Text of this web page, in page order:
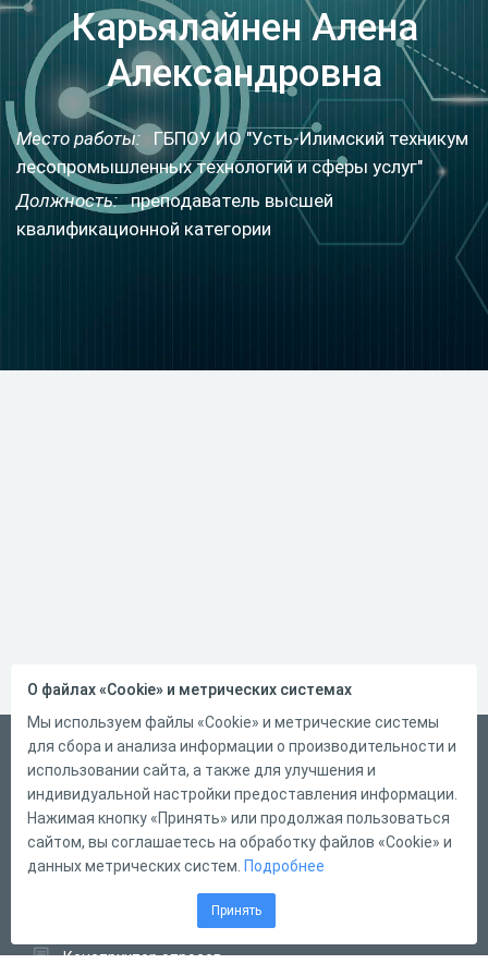
Карьялайнен Алена
Александровна
Место работы:
ГБПОУ ИО "Усть-Илимский техникум
лесопромышленных технологий и сферы услуг"
Должность: преподаватель высшей
квалификационной категории
Русский
Форма обратной связи
Контакты
Конструктор опросов
О файлах «Cookie» и метрических системах
Мы используем файлы «Cookie» и метрические системы
для сбора и анализа информации о производительности и
использовании сайта, а также для улучшения и
индивидуальной настройки предоставления информации.
Нажимая кнопку «Принять» или продолжая пользоваться
сайтом, вы соглашаетесь на обработку файлов «Cookie» и
данных метрических систем. Подробнее
Принять